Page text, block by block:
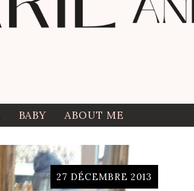
BABY ABOUT ME
27 DÉCEMBRE 2013